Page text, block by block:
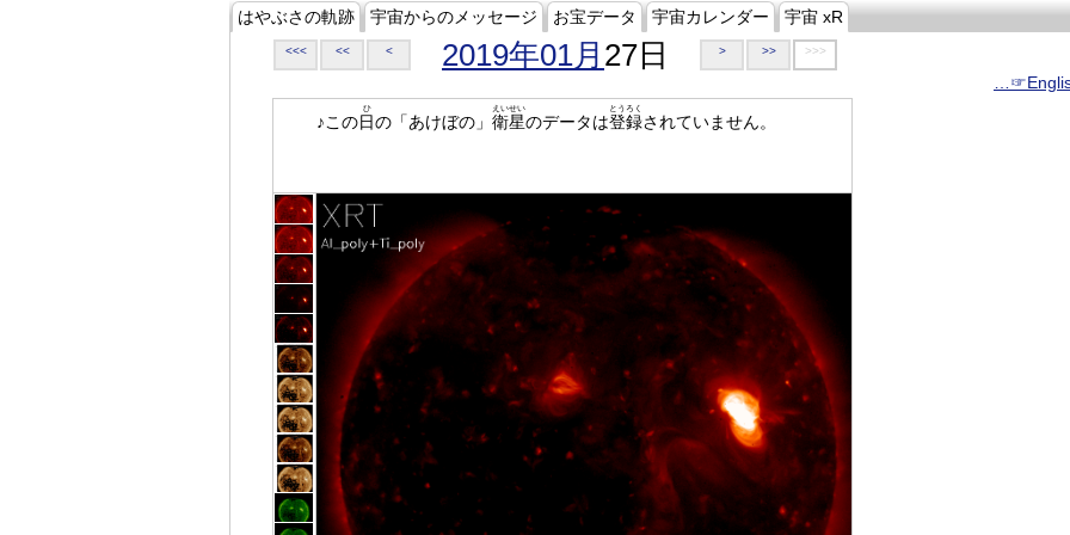
はやぶさの軌跡 宇宙からのメッセージ お宝データ 宇宙カレンダー 宇宙 xR
<<< << < 2019年01月 27日 > >> >>>
♪この日
ひ
の「あけぼの」 衛星
えいせい
のデータは登録
とうろく
されていません。